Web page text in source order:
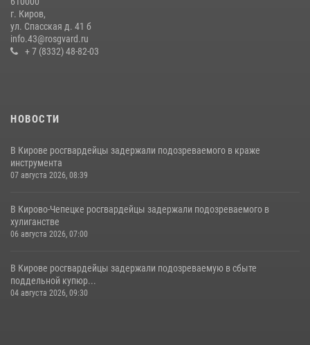
Кировские росгвардейцы задержали неоднократно судимую
гражданку, подозреваемую в краже
21 июля 2026, 08:20
г. Киров,
ул. Спасская д. 41 б
info.43@rosgvard.ru
+ 7 (8332) 48-82-03
НОВОСТИ
В Кирове росгвардейцы задержали подозреваемого в краже
инструмента
07 августа 2026, 08:39
В Кирово-Чепецке росгвардейцы задержали подозреваемого в
хулиганстве
06 августа 2026, 07:00
В Кирове росгвардейцы задержали подозреваемую в сбыте
поддельной купюр...
04 августа 2026, 09:30